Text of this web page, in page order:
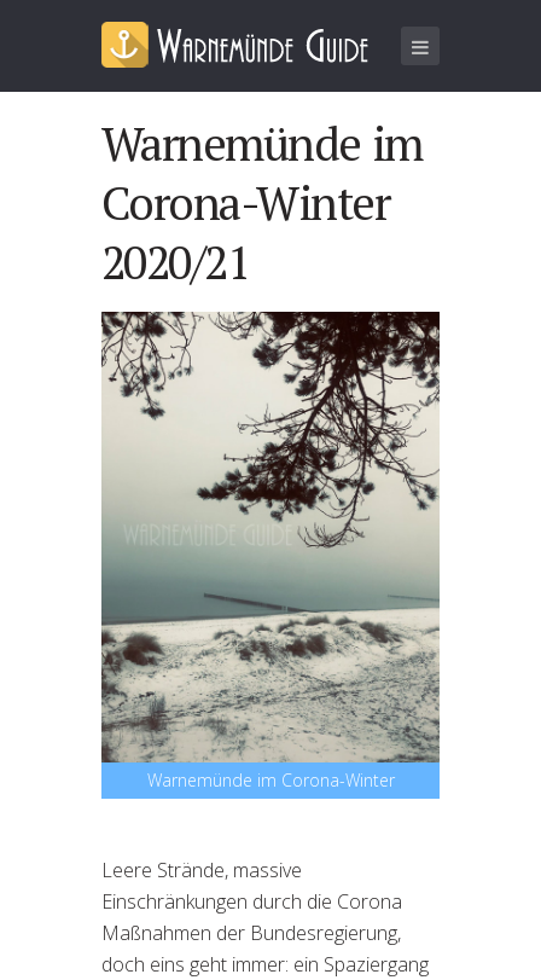
Warnemünde im
Corona-Winter
2020/21
Warnemünde im Corona-Winter
Leere Strände, massive
Einschränkungen durch die Corona
Maßnahmen der Bundesregierung,
doch eins geht immer: ein Spaziergang